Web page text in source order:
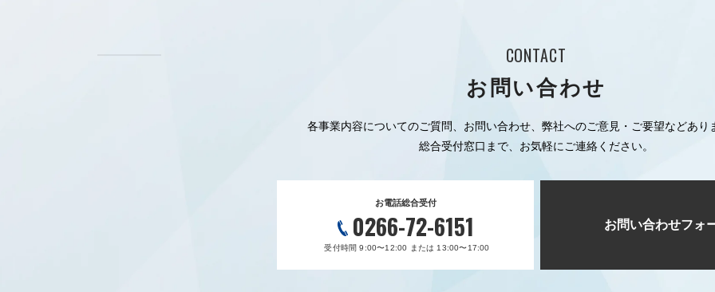
CONTACT
お問い合わせ
各事業内容についてのご質問、お問い合わせ、弊社へのご意見・ご要望などあり
総合受付窓口まで、お気軽にご連絡ください。
お電話総合受付
0266-72-6151
受付時間 9:00〜12:00 または 13:00〜17:00
お問い合わせフォ